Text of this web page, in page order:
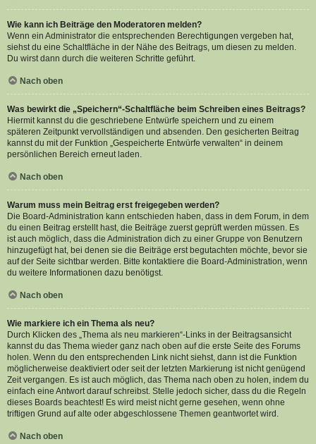
Wie kann ich Beiträge den Moderatoren melden?
Wenn ein Administrator die entsprechenden Berechtigungen vergeben hat,
siehst du eine Schaltfläche in der Nähe des Beitrags, um diesen zu melden.
Du wirst dann durch die weiteren Schritte geführt.
Nach oben
Was bewirkt die „Speichern“-Schaltfläche beim Schreiben eines Beitrags?
Hiermit kannst du die geschriebene Entwürfe speichern und zu einem
späteren Zeitpunkt vervollständigen und absenden. Den gesicherten Beitrag
kannst du mit der Funktion „Gespeicherte Entwürfe verwalten“ in deinem
persönlichen Bereich erneut laden.
Nach oben
Warum muss mein Beitrag erst freigegeben werden?
Die Board-Administration kann entschieden haben, dass in dem Forum, in dem
du einen Beitrag erstellt hast, die Beiträge zuerst geprüft werden müssen. Es
ist auch möglich, dass die Administration dich zu einer Gruppe von Benutzern
hinzugefügt hat, bei denen sie die Beiträge erst begutachten möchte, bevor sie
auf der Seite sichtbar werden. Bitte kontaktiere die Board-Administration, wenn
du weitere Informationen dazu benötigst.
Nach oben
Wie markiere ich ein Thema als neu?
Durch Klicken des „Thema als neu markieren“-Links in der Beitragsansicht
kannst du das Thema wieder ganz nach oben auf die erste Seite des Forums
holen. Wenn du den entsprechenden Link nicht siehst, dann ist die Funktion
möglicherweise deaktiviert oder seit der letzten Markierung ist nicht genügend
Zeit vergangen. Es ist auch möglich, das Thema nach oben zu holen, indem du
einfach eine Antwort darauf schreibst. Stelle jedoch sicher, dass du die Regeln
dieses Boards beachtest! Es wird meist nicht gerne gesehen, wenn ohne
triftigen Grund auf alte oder abgeschlossene Themen geantwortet wird.
Nach oben